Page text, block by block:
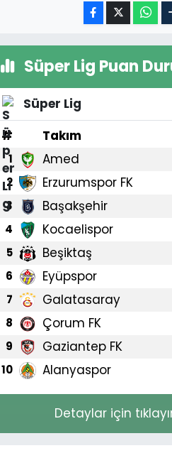
Süper Lig Puan
Süper Lig
#
Takım
1 Amed
2 Erzurumspor FK
3 Başakşehir
4 Kocaelispor
5 Beşiktaş
6 Eyüpspor
7 Galatasaray
8 Çorum FK
9 Gaziantep FK
10 Alanyaspor
Detaylar için